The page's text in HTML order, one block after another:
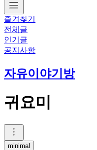
즐겨찾기
전체글
인기글
공지사항
자유이야기방
귀요미
minimal